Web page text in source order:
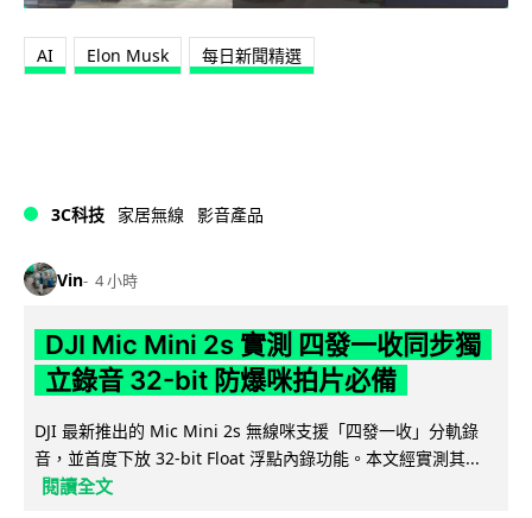
AI Elon Musk 每日新聞精選
3C科技 家居無線 影音產品
Vin 4 小時
DJI Mic Mini 2s 實測 四發一收同步獨
立錄音 32-bit 防爆咪拍片必備
DJI 最新推出的 Mic Mini 2s 無線咪支援「四發一收」分軌錄
音，並首度下放 32-bit Float 浮點內錄功能。本文經實測其...
閱讀全文